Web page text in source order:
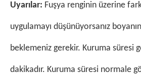
Uyarılar: Fuşya renginin üzerine
uygulamayı düşünüyorsanız
beklemeniz gerekir. Kuruma süresi
dakikadır. Kuruma süresi normale